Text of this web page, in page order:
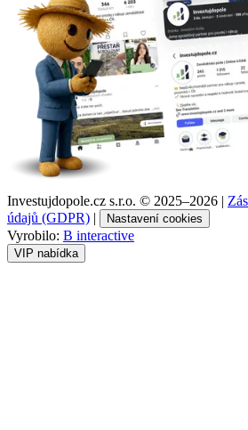
Investujdopole.cz s.r.o. © 2025–2026 |
údajů (GDPR) | Nastavení cookies
Vyrobilo: B interactive
VIP nabídka